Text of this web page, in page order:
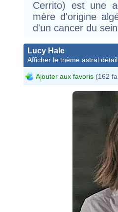
Cerrito) est une
mère d'origine
d'un cancer du
Lucy Hale
Afficher le thème astral
Ajouter aux favoris (162